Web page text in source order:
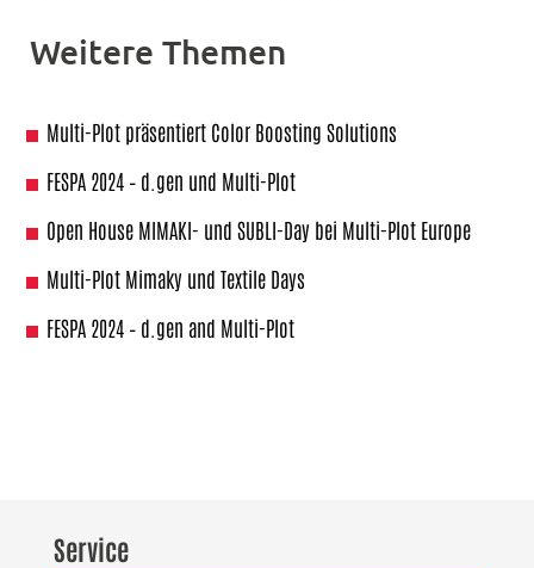
Weitere Themen
Multi-Plot präsentiert Color Boosting Solutions
FESPA 2024 – d.gen und Multi-Plot
Open House MIMAKI- und SUBLI-Day bei Multi-Plot Europe
Multi-Plot Mimaky und Textile Days
FESPA 2024 – d.gen and Multi-Plot
Service